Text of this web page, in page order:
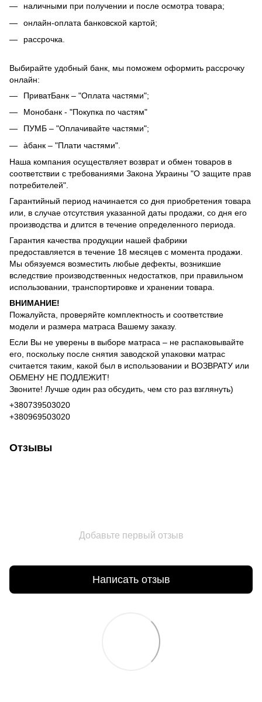
наличными при получении и после осмотра товара;
онлайн-оплата банковской картой;
рассрочка.
Выбирайте удобный банк, мы поможем оформить рассрочку
онлайн:
ПриватБанк – "Оплата частями";
Монобанк - "Покупка по частям"
ПУМБ – "Оплачивайте частями";
àбанк – "Плати частями".
Наша компания осуществляет возврат и обмен товаров в
соответствии с требованиями Закона Украины "О защите прав
потребителей".
Гарантийный период начинается со дня приобретения товара
или, в случае отсутствия указанной даты продажи, со дня его
производства и длится в течение определенного периода.
Гарантия качества продукции нашей фабрики
предоставляется в течение 18 месяцев с момента продажи.
Мы обязуемся возместить любые дефекты, возникшие
вследствие производственных недостатков, при правильном
использовании, транспортировке и хранении товара.
ВНИМАНИЕ!
Пожалуйста, проверяйте комплектность и соответствие
модели и размера матраса Вашему заказу.
Если Вы не уверены в выборе матраса – не распаковывайте
его, поскольку после снятия заводской упаковки матрас
считается таким, какой был в использовании и ВОЗВРАТУ или
ОБМЕНУ НЕ ПОДЛЕЖИТ!
Звоните! Лучше один раз обсудить, чем сто раз взглянуть)
+380739503020
+380969503020
Отзывы
Добавьте первый отзыв
Написать отзыв